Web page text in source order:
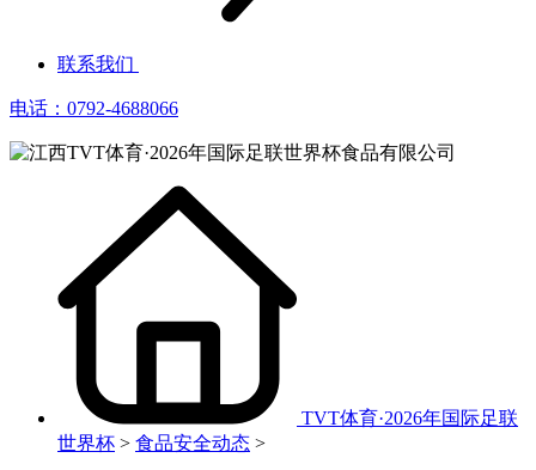
联系我们
电话：0792-4688066
TVT体育·2026年国际足联
世界杯 > 食品安全动态 >